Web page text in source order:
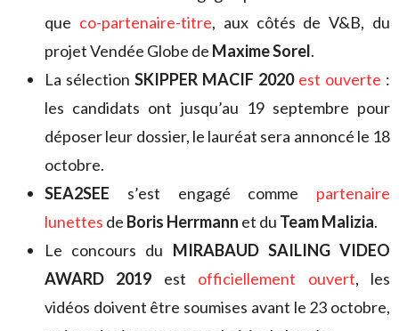
que co-partenaire-titre, aux côtés de V&B, du
projet Vendée Globe de Maxime Sorel.
La sélection SKIPPER MACIF 2020 est ouverte :
les candidats ont jusqu’au 19 septembre pour
déposer leur dossier, le lauréat sera annoncé le 18
octobre.
SEA2SEE s’est engagé comme partenaire
lunettes de Boris Herrmann et du Team Malizia.
Le concours du MIRABAUD SAILING VIDEO
AWARD 2019 est officiellement ouvert, les
vidéos doivent être soumises avant le 23 octobre,